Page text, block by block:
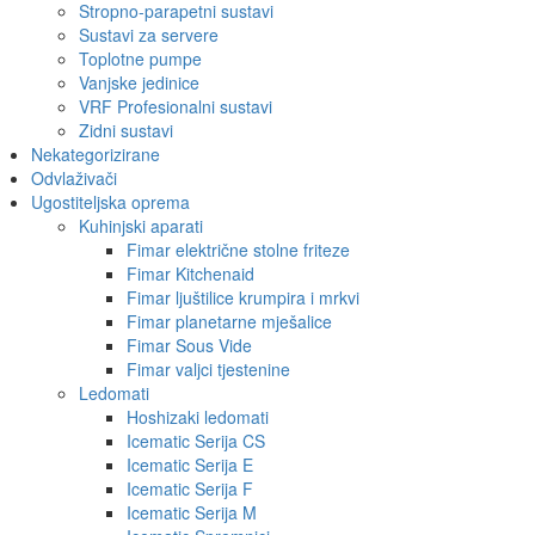
Stropno-parapetni sustavi
Sustavi za servere
Toplotne pumpe
Vanjske jedinice
VRF Profesionalni sustavi
Zidni sustavi
Nekategorizirane
Odvlaživači
Ugostiteljska oprema
Kuhinjski aparati
Fimar električne stolne friteze
Fimar Kitchenaid
Fimar ljuštilice krumpira i mrkvi
Fimar planetarne mješalice
Fimar Sous Vide
Fimar valjci tjestenine
Ledomati
Hoshizaki ledomati
Icematic Serija CS
Icematic Serija E
Icematic Serija F
Icematic Serija M